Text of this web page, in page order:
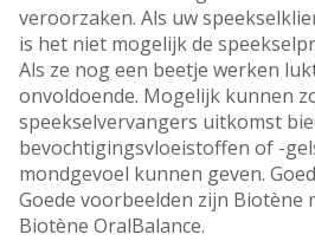
veroorzaken. Als uw
is het niet mogelijk de
Als ze nog een beetje werken
onvoldoende. Mogelijk kunnen
speekselvervangers uitkomst
bevochtigingsvloeistoffen of -
mondgevoel kunnen geven.
Goede voorbeelden zijn Biotène
Biotène OralBalance.